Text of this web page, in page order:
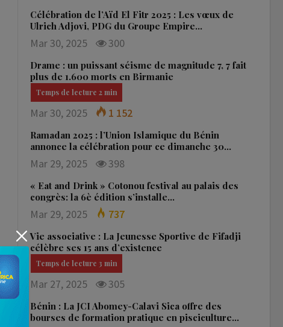
Célébration de l’Aïd El Fitr 2025 : Les vœux de
Ulrich Adjovi, PDG du Groupe Empire…
Mar 30, 2025 300
Drame : un puissant séisme de magnitude 7, 7 fait
plus de 1.600 morts en Birmanie
Mar 30, 2025 1 152
Ramadan 2025 : l’Union Islamique du Bénin
annonce la célébration pour ce dimanche 30…
Mar 29, 2025 398
« Eat and Drink » Cotonou festival au palais des
congrès: la 6è édition s’installe…
Mar 29, 2025 737
Vie associative : La Jeunesse Sportive de Fifadji
célèbre ses 15 ans d’existence
Mar 27, 2025 305
Bénin : La JCI Abomey-Calavi Sica offre des
bourses de formation pratique en pisciculture…